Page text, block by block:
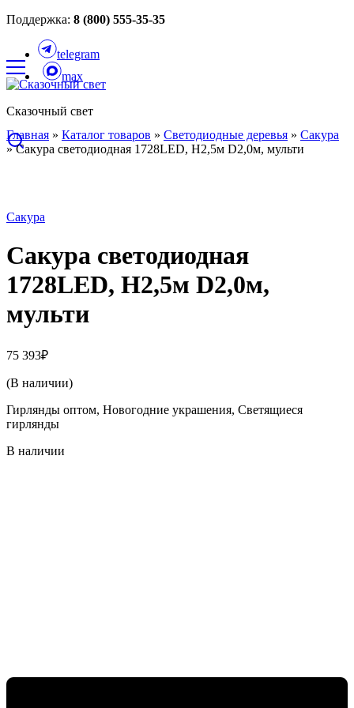
Поддержка: 8 (800) 555-35-35
telegram
max
Сказочный свет
Главная » Каталог товаров » Светодиодные деревья » Сакура
»Сакура светодиодная 1728LED, H2,5м D2,0м, мульти
Сакура
Сакура светодиодная
1728LED, H2,5м D2,0м,
мульти
75 393₽
(В наличии)
Гирлянды оптом, Новогодние украшения, Светящиеся
гирлянды
В наличии